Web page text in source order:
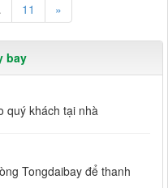
11 »
bay
quý khách tại nhà
Tongdaibay để thanh